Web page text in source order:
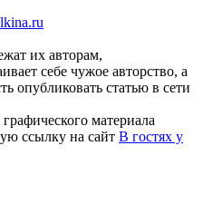
их авторам,
себе чужое авторство, а
опубликовать статью в сети
материала
ссылку на сайт В гостях у